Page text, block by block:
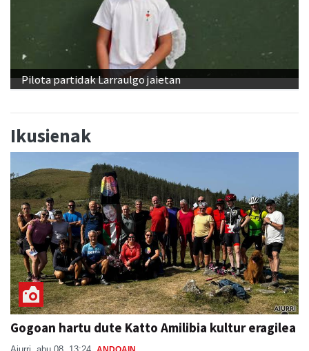
Pilota partidak Larraulgo jaietan
Ikusienak
Gogoan hartu dute Katto Amilibia kultur eragilea